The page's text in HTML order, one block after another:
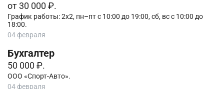
от 30 000 ₽.
График работы: 2х2, пн–пт с 10:00 до 19:00, сб, вс с 10:00 до
18:00.
04 февраля
Бухгалтер
50 000 ₽.
ООО «Спорт-Авто».
04 февраля